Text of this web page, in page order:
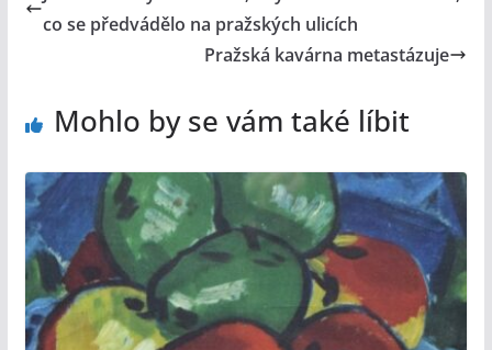
co se předvádělo na pražských ulicích
Pražská kavárna metastázuje
Mohlo by se vám také líbit